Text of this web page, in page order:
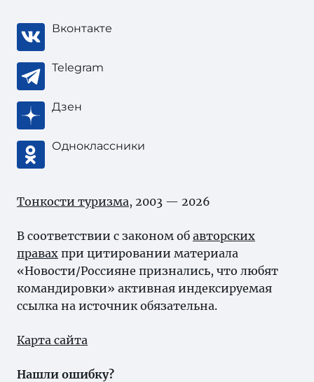
Вконтакте
Telegram
Дзен
Одноклассники
Тонкости туризма, 2003 — 2026
В соответствии с законом об авторских
правах при цитировании материала
«Новости/Россияне признались, что любят
командировки» активная индексируемая
ссылка на источник обязательна.
Карта сайта
Нашли ошибку?